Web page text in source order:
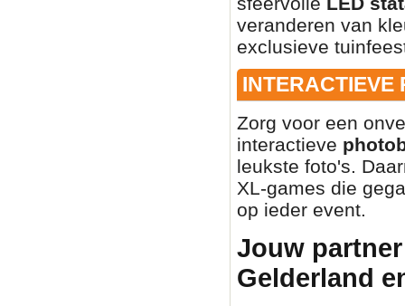
veranderen van
exclusieve
INTERACTIEVE
Zorg voor een
interactieve
leukste foto's.
XL-games die
op ieder event.
Jouw
Gelderland